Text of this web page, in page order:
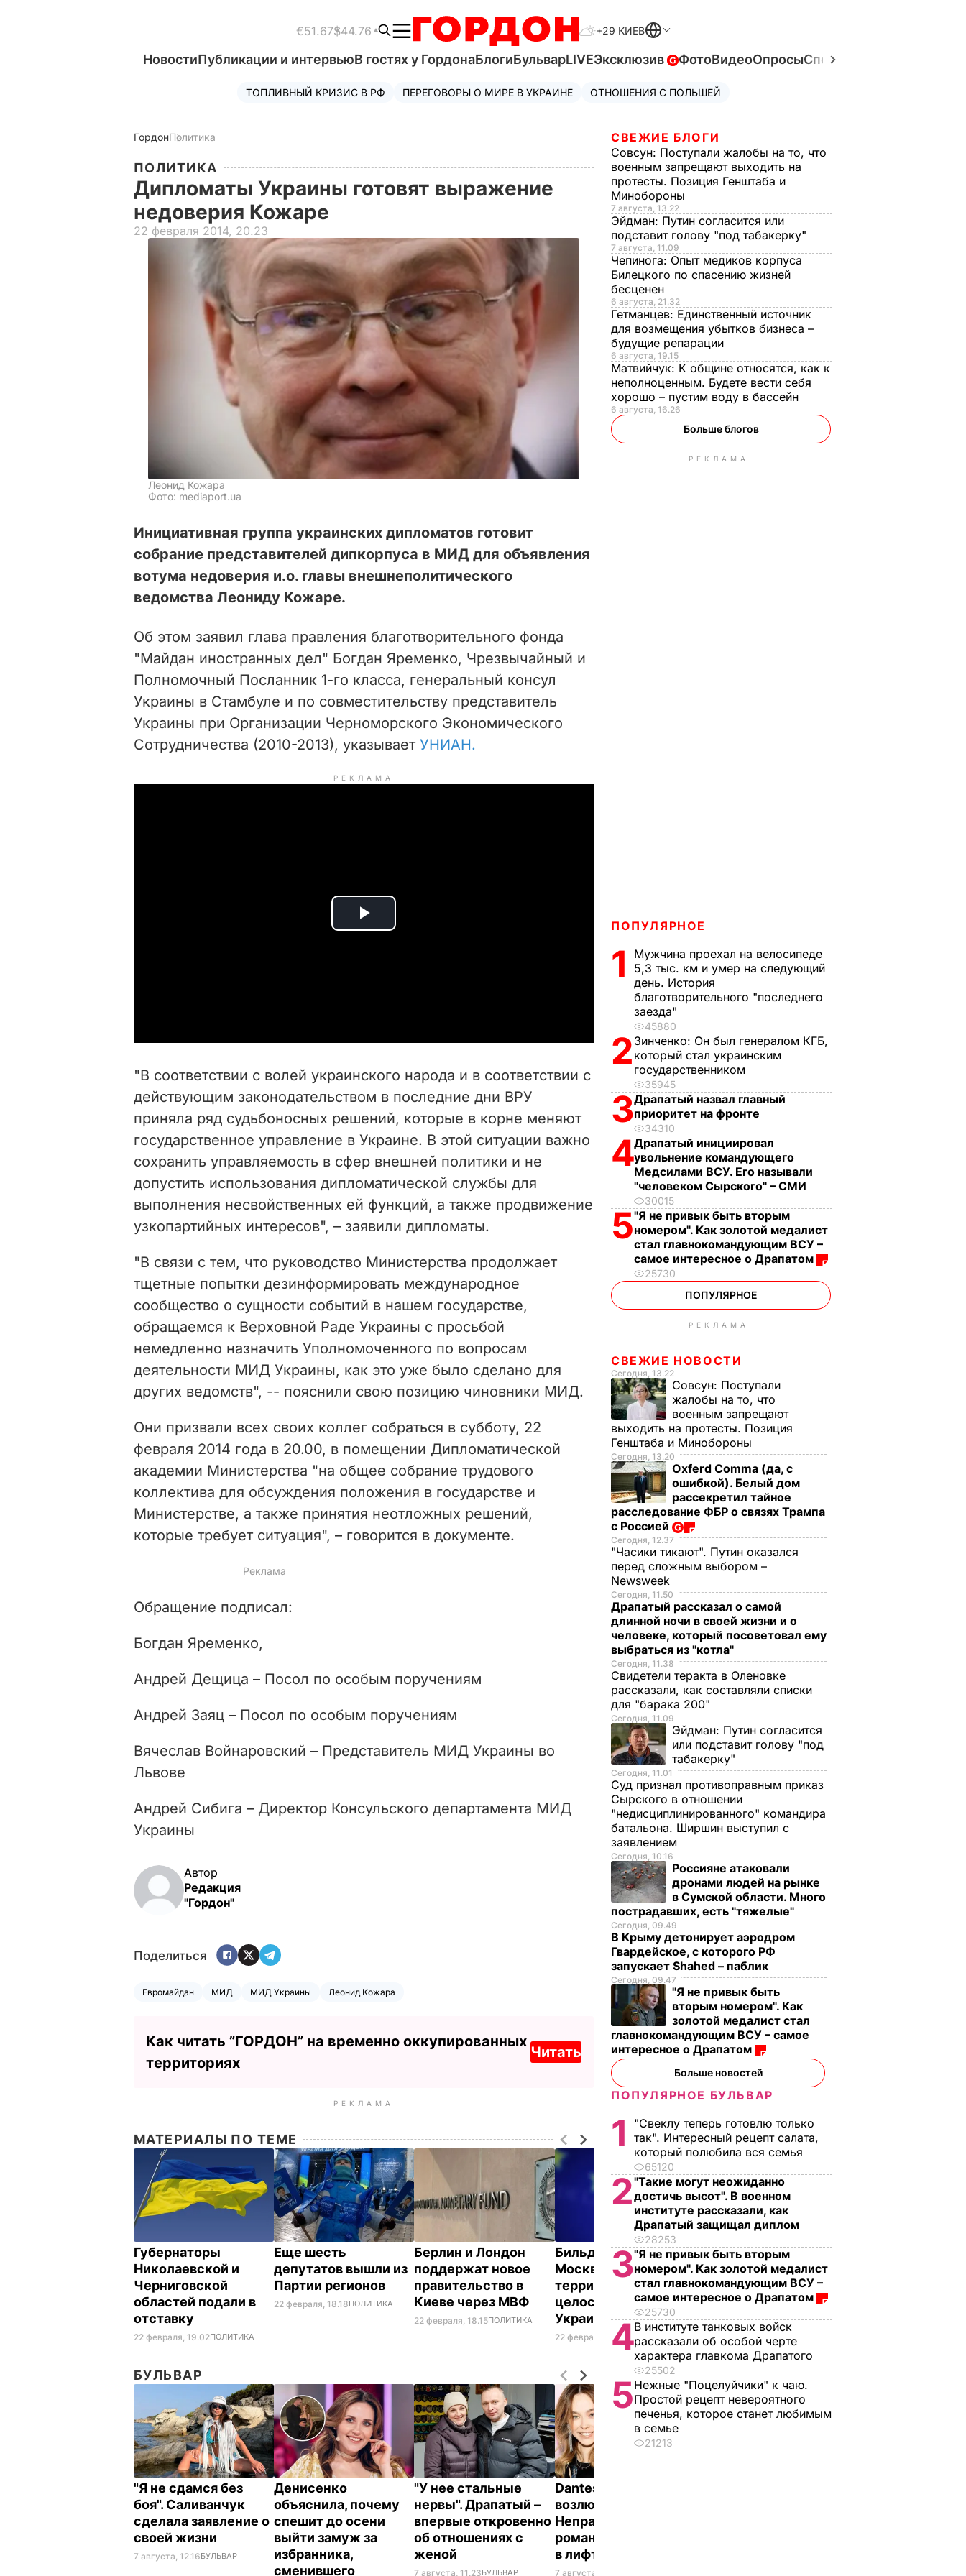
€51.67$44.76 +29 КИЕВ
НовостиПубликации и интервьюВ гостях у ГордонаБлогиБульварLIVEЭксклюзив ФотоВидеоОпросыСпецпроекты
ТОПЛИВНЫЙ КРИЗИС В РФ ПЕРЕГОВОРЫ О МИРЕ В УКРАИНЕ ОТНОШЕНИЯ С ПОЛЬШЕЙ
ГордонПолитика
ПОЛИТИКА
Дипломаты Украины готовят выражение
недоверия Кожаре
22 февраля 2014, 20.23
Леонид Кожара
Фото: mediaport.ua
Инициативная группа украинских дипломатов готовит
собрание представителей дипкорпуса в МИД для объявления
вотума недоверия и.о. главы внешнеполитического
ведомства Леониду Кожаре.
Об этом заявил глава правления благотворительного фонда
"Майдан иностранных дел" Богдан Яременко, Чрезвычайный и
Полномочный Посланник 1-го класса, генеральный консул
Украины в Стамбуле и по совместительству представитель
Украины при Организации Черноморского Экономического
Сотрудничества (2010-2013), указывает УНИАН.
РЕКЛАМА
P
i
d
e
o
"В соответствии с волей украинского народа и в соответствии с
действующим законодательством в последние дни ВРУ
приняла ряд судьбоносных решений, которые в корне меняют
государственное управление в Украине. В этой ситуации важно
сохранить управляемость в сфер внешней политики и не
допустить использования дипломатической службы для
выполнения несвойственных ей функций, а также продвижение
узкопартийных интересов", – заявили дипломаты.
"В связи с тем, что руководство Министерства продолжает
тщетные попытки дезинформировать международное
сообщество о сущности событий в нашем государстве,
обращаемся к Верховной Раде Украины с просьбой
немедленно назначить Уполномоченного по вопросам
деятельности МИД Украины, как это уже было сделано для
других ведомств", -- пояснили свою позицию чиновники МИД.
Они призвали всех своих коллег собраться в субботу, 22
февраля 2014 года в 20.00, в помещении Дипломатической
академии Министерства "на общее собрание трудового
коллектива для обсуждения положения в государстве и
Министерстве, а также принятия неотложных решений,
которые требует ситуация", – говорится в документе.
Обращение подписал:
Богдан Яременко,
Андрей Дещица – Посол по особым поручениям
Андрей Заяц – Посол по особым поручениям
Вячеслав Войнаровский – Представитель МИД Украины во
Львове
Андрей Сибига – Директор Консульского департамента МИД
Украины
Автор
Редакция
"Гордон"
Поделиться
Евромайдан МИД МИД Украины Леонид Кожара
Как читать ”ГОРДОН” на временно оккупированных
территориях
Читать
РЕКЛАМА
МАТЕРИАЛЫ ПО ТЕМЕ
Губернаторы
Николаевской и
Черниговской
областей подали в
отставку
22 февраля, 19.02ПОЛИТИКА
Еще шесть
депутатов вышли из
Партии регионов
22 февраля, 18.18ПОЛИТИКА
Берлин и Лондон
поддержат новое
правительство в
Киеве через МВФ
22 февраля, 18.15ПОЛИТИКА
Бильдт: Брюссель и
Москва гарантируют
территориальную
целостность
Украины
22 февраля, 17.58
БУЛЬВАР
"Я не сдамся без
боя". Саливанчук
сделала заявление о
своей жизни
7 августа, 12.16БУЛЬВАР
Денисенко
объяснила, почему
спешит до осени
выйти замуж за
избранника,
сменившего
"У нее стальные
нервы". Драпатый –
впервые откровенно
об отношениях с
женой
7 августа, 11.23БУЛЬВАР
Dantes и его новая
возлюбленная
Неправда сделали
романтическое фото
в лифте втроем
7 августа, 10.23
СВЕЖИЕ БЛОГИ
Совсун: Поступали жалобы на то, что
военным запрещают выходить на
протесты. Позиция Генштаба и
Минобороны
7 августа, 13.22
Эйдман: Путин согласится или
подставит голову "под табакерку"
7 августа, 11.09
Чепинога: Опыт медиков корпуса
Билецкого по спасению жизней
бесценен
6 августа, 21.32
Гетманцев: Единственный источник
для возмещения убытков бизнеса –
будущие репарации
6 августа, 19.15
Матвийчук: К общине относятся, как к
неполноценным. Будете вести себя
хорошо – пустим воду в бассейн
6 августа, 16.26
Больше блогов
РЕКЛАМА
ПОПУЛЯРНОЕ
1
Мужчина проехал на велосипеде
5,3 тыс. км и умер на следующий
день. История
благотворительного "последнего
заезда"
45880
2 Зинченко: Он был генералом КГБ,
который стал украинским
государственником
35945
3Драпатый назвал главный
приоритет на фронте
34310
4Драпатый инициировал
увольнение командующего
Медсилами ВСУ. Его называли
"человеком Сырского" – СМИ
30015
5"Я не привык быть вторым
номером". Как золотой медалист
стал главнокомандующим ВСУ –
самое интересное о Драпатом
25730
ПОПУЛЯРНОЕ
РЕКЛАМА
СВЕЖИЕ НОВОСТИ
Сегодня, 13.22
Совсун: Поступали
жалобы на то, что
военным запрещают
выходить на протесты. Позиция
Генштаба и Минобороны
Сегодня, 13.20
Oxferd Comma (да, с
ошибкой). Белый дом
рассекретил тайное
расследование ФБР о связях Трампа
с Россией
Сегодня, 12.37
"Часики тикают". Путин оказался
перед сложным выбором –
Newsweek
Сегодня, 11.50
Драпатый рассказал о самой
длинной ночи в своей жизни и о
человеке, который посоветовал ему
выбраться из "котла"
Сегодня, 11.38
Свидетели теракта в Оленовке
рассказали, как составляли списки
для "барака 200"
Сегодня, 11.09
Эйдман: Путин согласится
или подставит голову "под
табакерку"
Сегодня, 11.01
Суд признал противоправным приказ
Сырского в отношении
"недисциплинированного" командира
батальона. Ширшин выступил с
заявлением
Сегодня, 10.16
Россияне атаковали
дронами людей на рынке
в Сумской области. Много
пострадавших, есть "тяжелые"
Сегодня, 09.49
В Крыму детонирует аэродром
Гвардейское, с которого РФ
запускает Shahed – паблик
Сегодня, 09.47
"Я не привык быть
вторым номером". Как
золотой медалист стал
главнокомандующим ВСУ – самое
интересное о Драпатом
Больше новостей
ПОПУЛЯРНОЕ БУЛЬВАР
1
"Свеклу теперь готовлю только
так". Интересный рецепт салата,
который полюбила вся семья
65120
2"Такие могут неожиданно
достичь высот". В военном
институте рассказали, как
Драпатый защищал диплом
28253
3"Я не привык быть вторым
номером". Как золотой медалист
стал главнокомандующим ВСУ –
самое интересное о Драпатом
25730
4В институте танковых войск
рассказали об особой черте
характера главкома Драпатого
25502
5Нежные "Поцелуйчики" к чаю.
Простой рецепт невероятного
печенья, которое станет любимым
в семье
21213